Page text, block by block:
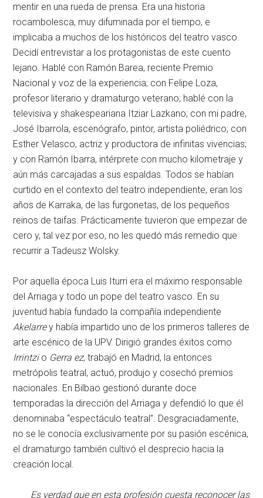
mentir en una rueda de prensa. Era una historia
rocambolesca, muy difuminada por el tiempo, e
implicaba a muchos de los históricos del teatro vasco.
Decidí entrevistar a los protagonistas de este cuento
lejano. Hablé con Ramón Barea, reciente Premio
Nacional y voz de la experiencia; con Felipe Loza,
profesor literario y dramaturgo veterano; hablé con la
televisiva y shakespeariana Itziar Lazkano; con mi padre,
José Ibarrola, escenógrafo, pintor, artista poliédrico; con
Esther Velasco, actriz y productora de infinitas vivencias;
y con Ramón Ibarra, intérprete con mucho kilometraje y
aún más carcajadas a sus espaldas. Todos se habían
curtido en el contexto del teatro independiente, eran los
años de Karraka, de las furgonetas, de los pequeños
reinos de taifas. Prácticamente tuvieron que empezar de
cero y, tal vez por eso, no les quedó más remedio que
recurrir a Tadeusz Wolsky.
Por aquella época Luis Iturri era el máximo responsable
del Arriaga y todo un pope del teatro vasco. En su
juventud había fundado la compañía independiente
Akelarrey había impartido uno de los primeros talleres de
arte escénico de la UPV. Dirigió grandes éxitos como
Irrintzio Gerra ez, trabajó en Madrid, la entonces
metrópolis teatral, actuó, produjo y cosechó premios
nacionales. En Bilbao gestionó durante doce
temporadas la dirección del Arriaga y defendió lo que él
denominaba “espectáculo teatral”. Desgraciadamente,
no se le conocía exclusivamente por su pasión escénica,
el dramaturgo también cultivó el desprecio hacia la
creación local.
Es verdad que en esta profesión cuesta reconocer las